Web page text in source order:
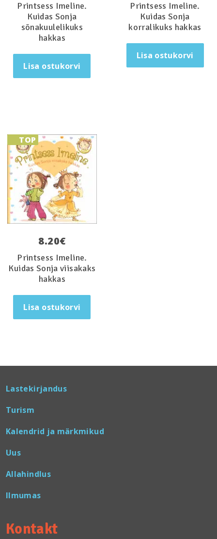
Printsess Imeline.
Kuidas Sonja
sõnakuulelikuks
hakkas
Lisa ostukorvi
Printsess Imeline.
Kuidas Sonja
korralikuks hakkas
Lisa ostukorvi
TOP
8.20€
Printsess Imeline.
Kuidas Sonja viisakaks
hakkas
Lisa ostukorvi
Lastekirjandus
Turism
Kalendrid ja märkmikud
Uus
Allahindlus
Ilmumas
Kontakt